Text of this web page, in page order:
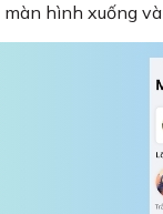
hình xuống